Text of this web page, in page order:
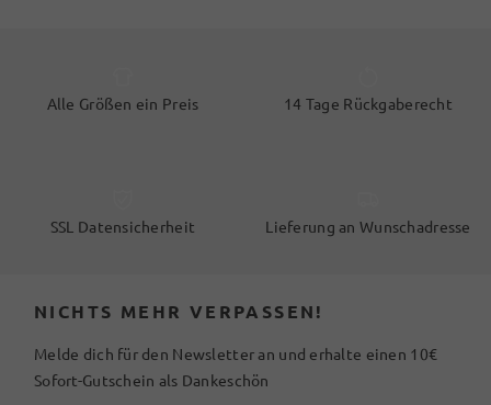
Alle Größen ein Preis 14 Tage Rückgaberecht
SSL Datensicherheit Lieferung an Wunschadresse
NICHTS MEHR VERPASSEN!
Melde dich für den Newsletter an und erhalte einen 10€
Sofort-Gutschein als Dankeschön